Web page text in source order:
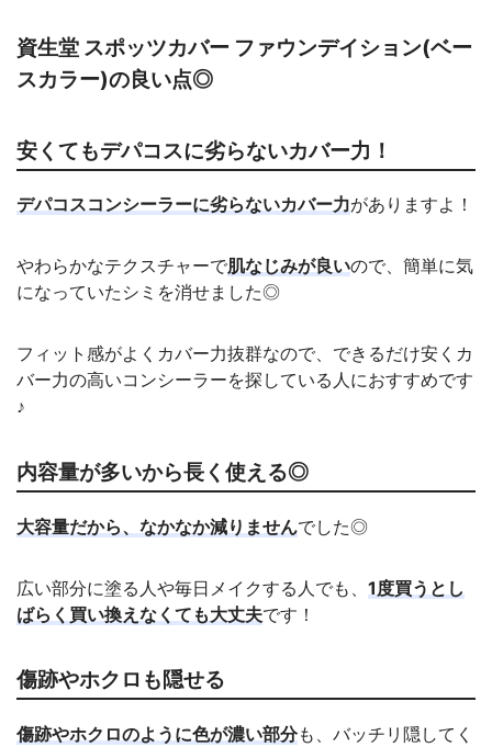
資生堂 スポッツカバー ファウンデイション(ベー
スカラー)の良い点◎
安くてもデパコスに劣らないカバー力！
デパコスコンシーラーに劣らないカバー力がありますよ！
やわらかなテクスチャーで肌なじみが良いので、簡単に気
になっていたシミを消せました◎
フィット感がよくカバー力抜群なので、できるだけ安くカ
バー力の高いコンシーラーを探している人におすすめです
♪
内容量が多いから長く使える◎
大容量だから、なかなか減りませんでした◎
広い部分に塗る人や毎日メイクする人でも、 1度買うとし
ばらく買い換えなくても大丈夫です！
傷跡やホクロも隠せる
傷跡やホクロのように色が濃い部分も、バッチリ隠してく